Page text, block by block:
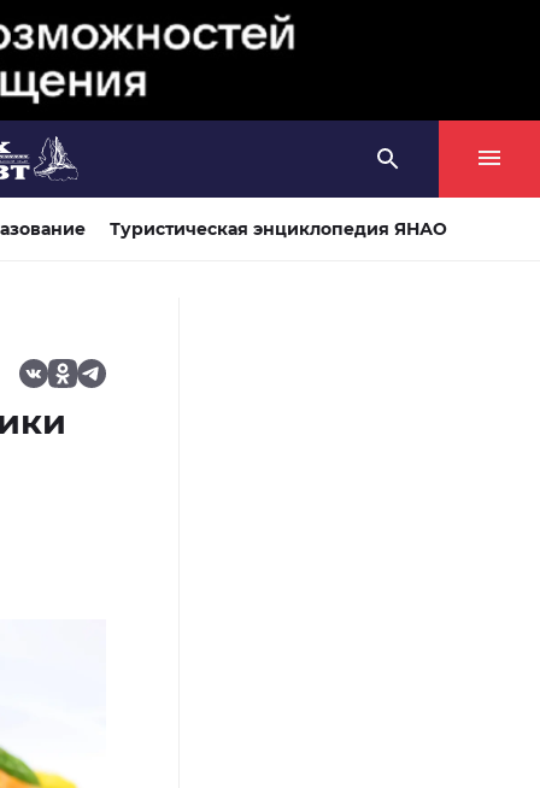
Туристическая энциклопедия ЯНАО